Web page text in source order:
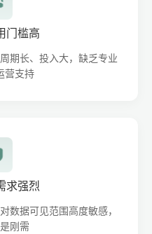
门槛高
期长、投入大，缺乏专业
营支持
求强烈
数据可见范围高度敏感，
刚需